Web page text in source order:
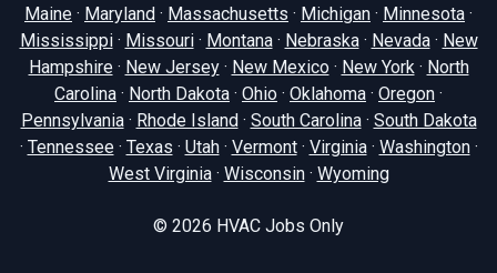
Maine · Maryland · Massachusetts · Michigan · Minnesota ·
Mississippi· Missouri· Montana· Nebraska· Nevada· New
Hampshire· New Jersey· New Mexico· New York· North
Carolina · North Dakota · Ohio · Oklahoma · Oregon ·
Pennsylvania· Rhode Island · South Carolina· South Dakota
· Tennessee· Texas · Utah· Vermont· Virginia· Washington·
West Virginia· Wisconsin· Wyoming
© 2026 HVAC Jobs Only